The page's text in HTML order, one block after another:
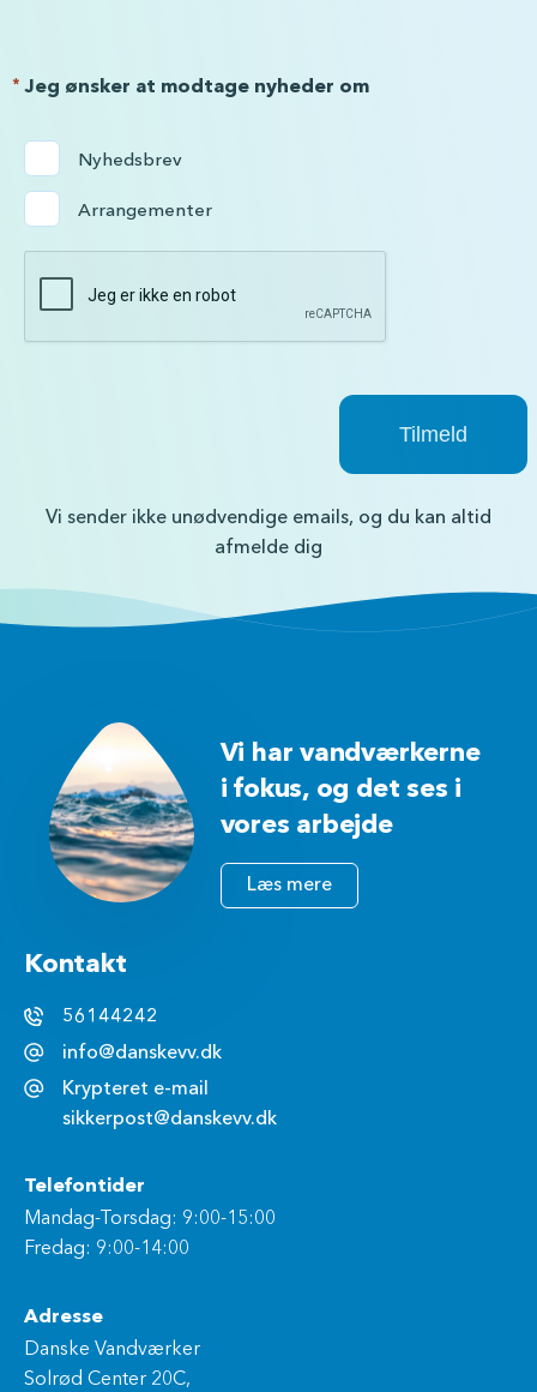
Jeg ønsker at modtage nyheder om
*
Nyhedsbrev
Arrangementer
Vi sender ikke unødvendige emails, og du kan altid
afmelde dig
Vi har vandværkerne
i fokus, og det ses i
vores arbejde
Læs mere
Kontakt
56144242
info@danskevv.dk
Krypteret e-mail
sikkerpost@danskevv.dk
Telefontider
Mandag-Torsdag: 9:00-15:00
Fredag: 9:00-14:00
Adresse
Danske Vandværker
Solrød Center 20C,